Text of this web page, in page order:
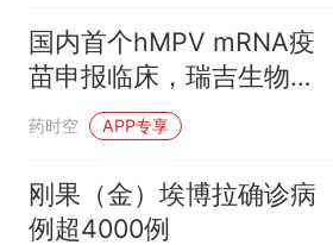
国内首个hMPV mRNA疫
苗申报临床，瑞吉生物拿
下呼吸道疫苗新赛道
药时空 APP专享
刚果（金）埃博拉确诊病
例超4000例